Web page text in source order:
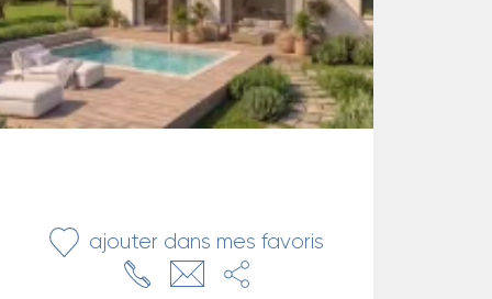
ajouter dans mes favoris